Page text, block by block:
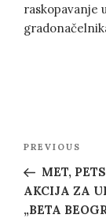
raskopavanje
Post
Previous
Post
PREVIOUS
MET,
AKCIJA ZA
„BETA